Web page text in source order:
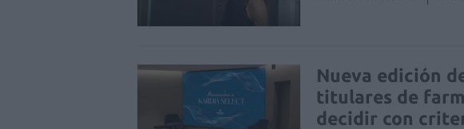
Nueva edición
titulares de
decidir con